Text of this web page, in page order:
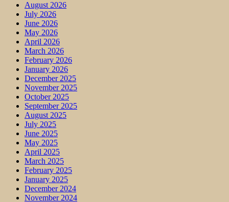
August 2026
July 2026
June 2026
May 2026
April 2026
March 2026
February 2026
January 2026
December 2025
November 2025
October 2025
September 2025
August 2025
July 2025
June 2025
May 2025
April 2025
March 2025
February 2025
January 2025
December 2024
November 2024